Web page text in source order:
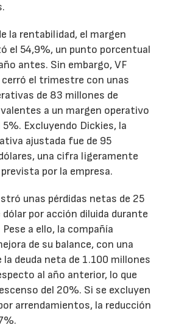
la rentabilidad, el margen
el 54,9%, un punto porcentual
antes. Sin embargo, VF
el trimestre con unas
de 83 millones de
a un margen operativo
Excluyendo Dickies, la
ajustada fue de 95
una cifra ligeramente
por la empresa.
unas pérdidas netas de 25
por acción diluida durante
a ello, la compañía
de su balance, con una
la deuda neta de 1.100 millones
al año anterior, lo que
del 20%. Si se excluyen
arrendamientos, la reducción